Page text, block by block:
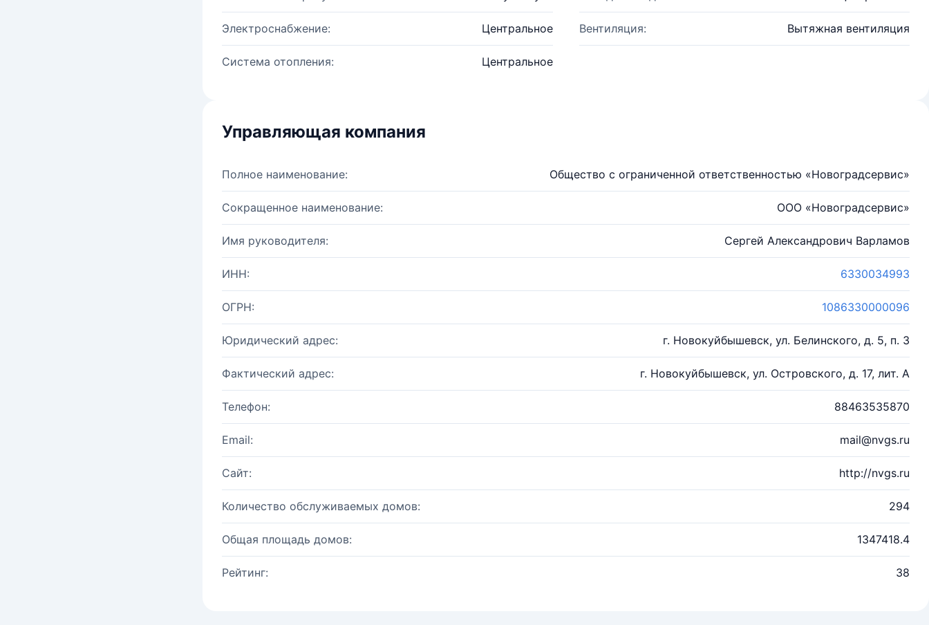
Электроснабжение: Центральное Вентиляция: Вытяжная вентиляция
Система отопления: Центральное
Управляющая компания
Полное наименование: Общество с ограниченной ответственностью «Новоградсервис»
Сокращенное наименование: ООО «Новоградсервис»
Имя руководителя: Сергей Александрович Варламов
ИНН: 6330034993
ОГРН: 1086330000096
Юридический адрес: г. Новокуйбышевск, ул. Белинского, д. 5, п. 3
Фактический адрес: г. Новокуйбышевск, ул. Островского, д. 17, лит. А
Телефон: 88463535870
Email: mail@nvgs.ru
Сайт: http://nvgs.ru
Количество обслуживаемых домов: 294
Общая площадь домов: 1347418.4
Рейтинг: 38